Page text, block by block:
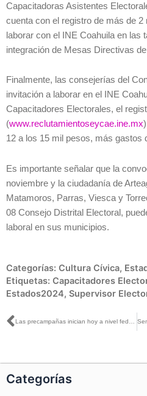
Capacitadoras Asistentes
cuenta con el registro de más de
laborar con el INE Coahuila en las
integración de Mesas Directivas
Finalmente, las consejerías del
invitación a laborar en el INE
Capacitadores Electorales, el
(www.reclutamientoseycae.ine.mx
12 a los 15 mil pesos, más gastos
Es importante señalar que la
noviembre y la ciudadanía de
Matamoros, Parras, Viesca y
08 Consejo Distrital Electoral,
laboral en sus municipios.
Categorías: Cultura Cívica,
Etiquetas: Capacitadores
Estados2024, Supervisor
Ant
Categorías